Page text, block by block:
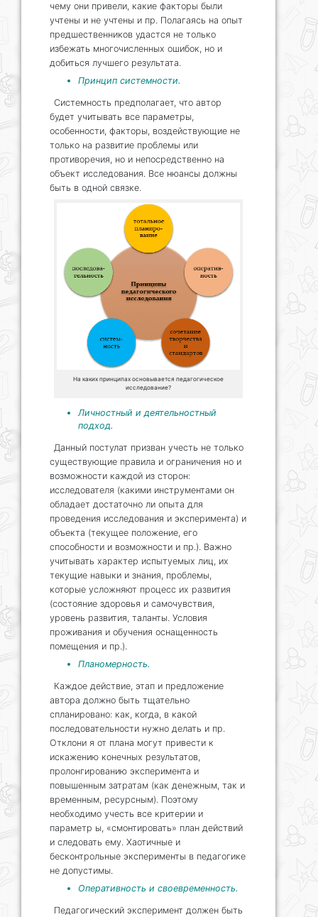
чему они привели, какие факторы были
учтены и не учтены и пр. Полагаясь на опыт
предшественников удастся не только
избежать многочисленных ошибок, но и
добиться лучшего результата.
Принцип системности.
Системность предполагает, что автор
будет учитывать все параметры,
особенности, факторы, воздействующие не
только на развитие проблемы или
противоречия, но и непосредственно на
объект исследования. Все нюансы должны
быть в одной связке.
На каких принципах основывается педагогическое
исследование?
Личностный и деятельностный
подход.
Данный постулат призван учесть не только
существующие правила и ограничения но и
возможности каждой из сторон:
исследователя (какими инструментами он
обладает достаточно ли опыта для
проведения исследования и эксперимента) и
объекта (текущее положение, его
способности и возможности и пр.). Важно
учитывать характер испытуемых лиц, их
текущие навыки и знания, проблемы,
которые усложняют процесс их развития
(состояние здоровья и самочувствия,
уровень развития, таланты. Условия
проживания и обучения оснащенность
помещения и пр.).
Планомерность.
Каждое действие, этап и предложение
автора должно быть тщательно
спланировано: как, когда, в какой
последовательности нужно делать и пр.
Отклони я от плана могут привести к
искажению конечных результатов,
пролонгированию эксперимента и
повышенным затратам (как денежным, так и
временным, ресурсным). Поэтому
необходимо учесть все критерии и
параметр ы, «смонтировать» план действий
и следовать ему. Хаотичные и
бесконтрольные эксперименты в педагогике
не допустимы.
Оперативность и своевременность.
Педагогический эксперимент должен быть